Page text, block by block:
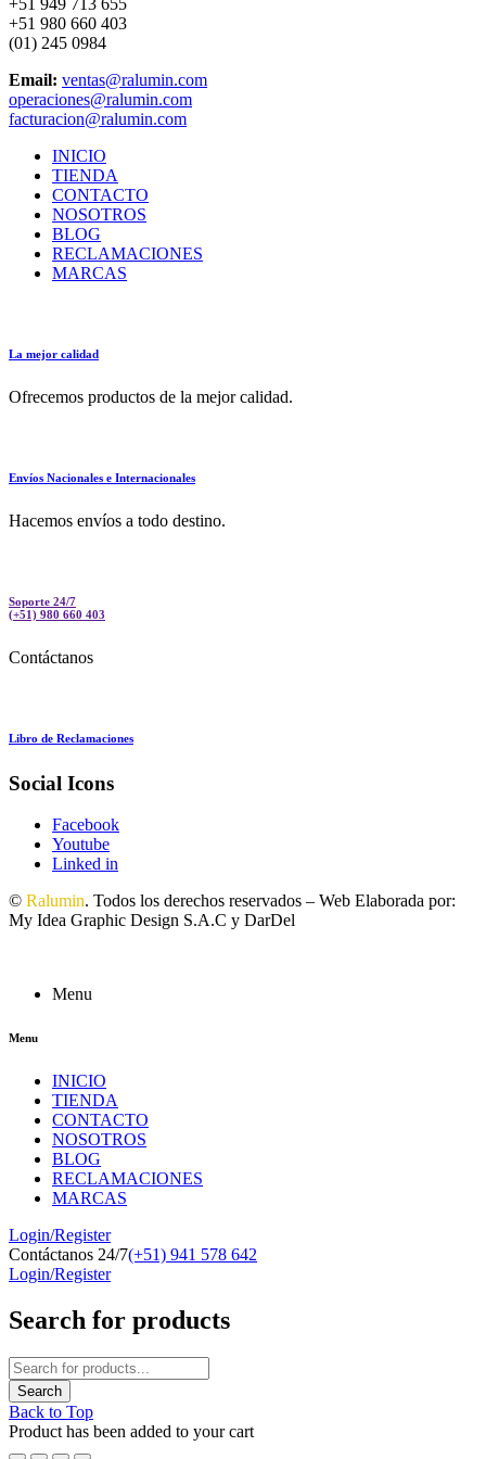
+51 949 713 655
+51 980 660 403
(01) 245 0984
Email: ventas@ralumin.com
operaciones@ralumin.com
facturacion@ralumin.com
INICIO
TIENDA
CONTACTO
NOSOTROS
BLOG
RECLAMACIONES
MARCAS
La mejor calidad
Ofrecemos productos de la mejor calidad.
Envíos Nacionales e Internacionales
Hacemos envíos a todo destino.
Soporte 24/7
(+51) 980 660 403
Contáctanos
Libro de Reclamaciones
Social Icons
Facebook
Youtube
Linked in
© Ralumin. Todos los derechos reservados – Web Elaborada por:
My Idea Graphic Design S.A.C y DarDel
Menu
Menu
INICIO
TIENDA
CONTACTO
NOSOTROS
BLOG
RECLAMACIONES
MARCAS
Login/Register
Contáctanos 24/7(+51) 941 578 642
Login/Register
Search for products
Back to Top
Product has been added to your cart